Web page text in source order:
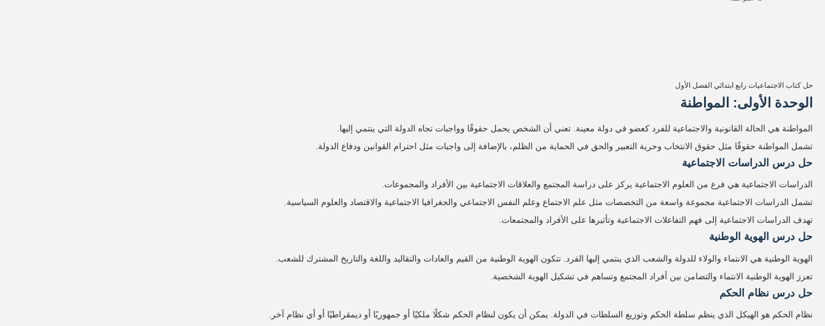
حل كتاب الاجتماعيات رابع ابتدائي الفصل الأول
الوحدة الأولى: المواطنة
المواطنة هي الحالة القانونية والاجتماعية للفرد كعضو في دولة معينة. تعني أن الشخص يحمل حقوقًا وواجبات تجاه الدولة التي ينتمي إليها.
تشمل المواطنة حقوقًا مثل حقوق الانتخاب وحرية التعبير والحق في الحماية من الظلم، بالإضافة إلى واجبات مثل احترام القوانين ودفاع الدولة.
حل درس الدراسات الاجتماعية
الدراسات الاجتماعية هي فرع من العلوم الاجتماعية يركز على دراسة المجتمع والعلاقات الاجتماعية بين الأفراد والمجموعات.
تشمل الدراسات الاجتماعية مجموعة واسعة من التخصصات مثل علم الاجتماع وعلم النفس الاجتماعي والجغرافيا الاجتماعية والاقتصاد والعلوم السياسية.
تهدف الدراسات الاجتماعية إلى فهم التفاعلات الاجتماعية وتأثيرها على الأفراد والمجتمعات.
حل درس الهوية الوطنية
الهوية الوطنية هي الانتماء والولاء للدولة والشعب الذي ينتمي إليها الفرد. تتكون الهوية الوطنية من القيم والعادات والتقاليد واللغة والتاريخ المشترك للشعب.
تعزز الهوية الوطنية الانتماء والتضامن بين أفراد المجتمع وتساهم في تشكيل الهوية الشخصية.
حل درس نظام الحكم
نظام الحكم هو الهيكل الذي ينظم سلطة الحكم وتوزيع السلطات في الدولة. يمكن أن يكون لنظام الحكم شكلًا ملكيًا أو جمهوريًا أو ديمقراطيًا أو أي نظام آخر.